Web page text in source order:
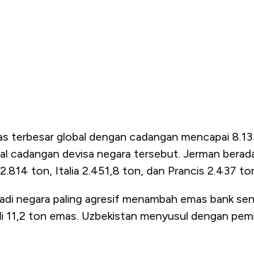
terbesar global dengan cadangan mencapai
cadangan devisa negara tersebut. Jerman
ton, Italia 2.451,8 ton, dan Prancis 2.437
negara paling agresif menambah emas bank
ton emas. Uzbekistan menyusul dengan